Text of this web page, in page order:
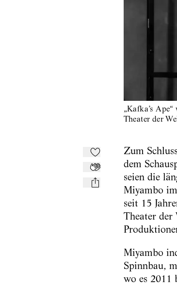
„Kafka’s
Theater der
Zu Mein-TdZ
Applaudieren
mail
Zum
dem
seien die
Miyambo
seit 15
Theater der
Miyambo
Spinnbau,
wo es 2011